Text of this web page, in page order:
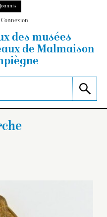
Connexion
des musées
de Malmaison